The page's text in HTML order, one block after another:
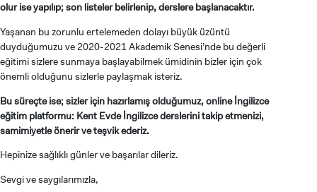
olur ise yapılıp; son listeler belirlenip, derslere başlanacaktır.
Yaşanan bu zorunlu ertelemeden dolayı büyük üzüntü
duyduğumuzu ve 2020-2021 Akademik Senesi’nde bu değerli
eğitimi sizlere sunmaya başlayabilmek ümidinin bizler için çok
önemli olduğunu sizlerle paylaşmak isteriz.
Bu süreçte ise; sizler için hazırlamış olduğumuz, online İngilizce
eğitim platformu: Kent Evde İngilizce derslerini takip etmenizi,
samimiyetle önerir ve teşvik ederiz.
Hepinize sağlıklı günler ve başarılar dileriz.
Sevgi ve saygılarımızla,